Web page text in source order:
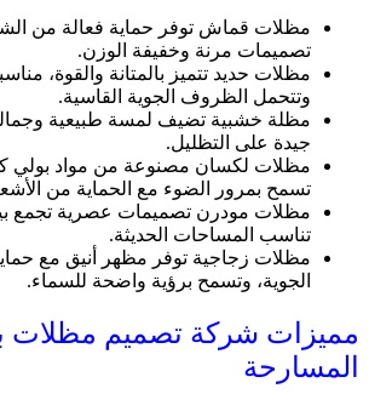
مظلات قماش توفر حماية فعالة من
تصميمات مرنة وخفيفة الوزن.
مظلات حديد تتميز بالمتانة والقوة،
وتتحمل الظروف الجوية القاسية.
مظلة خشبية تضيف لمسة طبيعية
جيدة على التظليل.
مظلات لكسان مصنوعة من مواد بولي
تسمح بمرور الضوء مع الحماية من
مظلات مودرن تصميمات عصرية تجمع بين
تناسب المساحات الحديثة.
مظلات زجاجية توفر مظهر أنيق مع
الجوية، وتسمح برؤية واضحة للسماء.
مميزات شركة تصميم مظلات
المسارحة